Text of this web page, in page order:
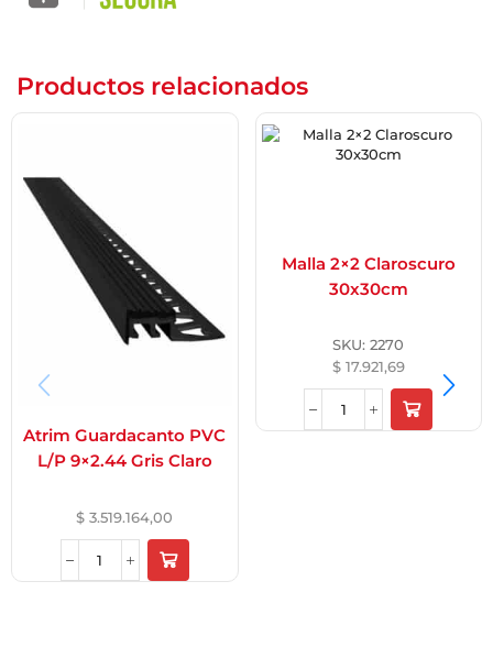
Productos relacionados
Atrim Guardacanto PVC
L/P 9×2.44 Gris Claro
$ 3.519.164,00
Malla 2×2 Claroscuro
30x30cm
SKU:2270
$17.921,69